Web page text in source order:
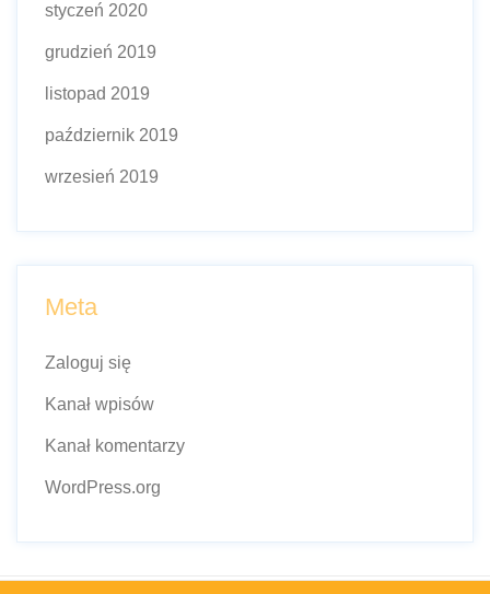
styczeń 2020
grudzień 2019
listopad 2019
październik 2019
wrzesień 2019
Meta
Zaloguj się
Kanał wpisów
Kanał komentarzy
WordPress.org